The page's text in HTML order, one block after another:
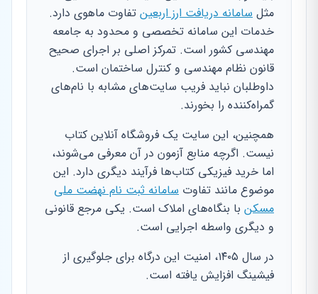
مثل سامانه دریافت ارز اربعین تفاوت ماهوی دارد.
خدمات این سامانه تخصصی و محدود به جامعه
مهندسی کشور است. تمرکز اصلی بر اجرای صحیح
قانون نظام مهندسی و کنترل ساختمان است.
داوطلبان نباید فریب سایت‌های مشابه با نام‌های
گمراه‌کننده را بخورند.
همچنین، این سایت یک فروشگاه آنلاین کتاب
نیست. اگرچه منابع آزمون در آن معرفی می‌شوند،
اما خرید فیزیکی کتاب‌ها فرآیند دیگری دارد. این
موضوع مانند تفاوت سامانه ثبت نام نهضت ملی
مسکن با بنگاه‌های املاک است. یکی مرجع قانونی
و دیگری واسطه اجرایی است.
در سال ۱۴۰۵، امنیت این درگاه برای جلوگیری از
فیشینگ افزایش یافته است.